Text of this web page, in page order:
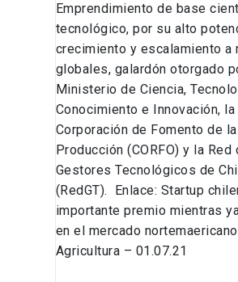
Emprendimiento de base
tecnológico, por su alto
crecimiento y escalamiento a
globales, galardón otorgado
Ministerio de Ciencia,
Conocimiento e Innovación, la
Corporación de Fomento de la
Producción (CORFO) y la Red
Gestores Tecnológicos de
(RedGT). Enlace: Startup
importante premio mientras
en el mercado
Agricultura – 01.07.21